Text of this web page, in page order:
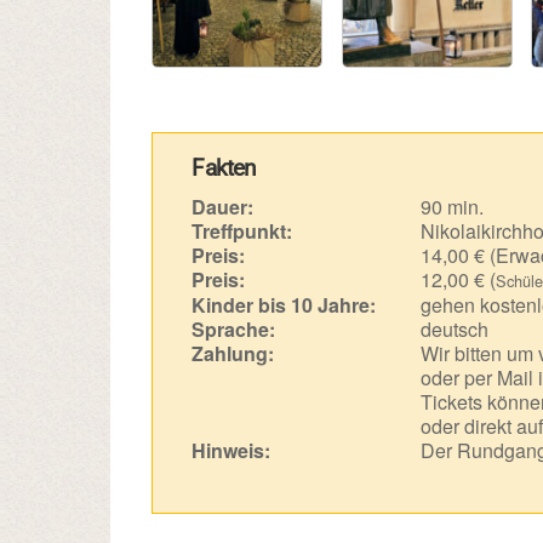
Fakten
Dauer:
90 min.
Treffpunkt:
Preis:
14,00 €
Preis:
12,00 € (
Kinder bis 10 Jahre:
gehen
Sprache:
deutsch
Zahlung:
Wir bitten um
oder per Mail
Tickets
oder direkt
Hinweis:
Der